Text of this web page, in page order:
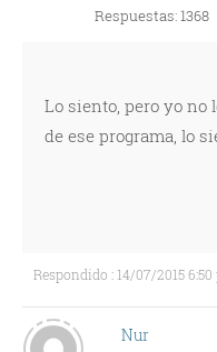
Respuestas: 1368
Lo siento, pero yo no
de ese programa, lo
Respondido : 14/07/2015 6:50
Nur